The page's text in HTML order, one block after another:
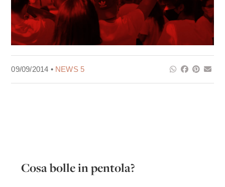
09/09/2014 • NEWS 5
Cosa bolle in pentola?